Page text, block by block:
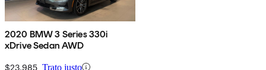
2020 BMW 3 Series 330i
xDrive Sedan AWD
$23,985 Trato justo